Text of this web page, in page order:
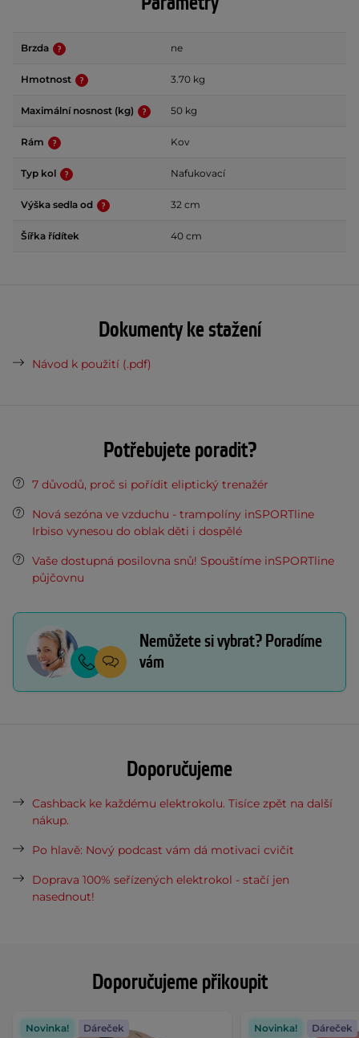
Doporučujeme přikoupit
Novinka!
Dáreček
Novinka!
Dáreček
Brzda ne
Hmotnost 3.70 kg
Maximální nosnost (kg) 50 kg
Rám Kov
Typ kol Nafukovací
Výška sedla od 32 cm
Šířka řídítek 40 cm
Dokumenty ke stažení
Návod k použití (.pdf)
Potřebujete poradit?
7 důvodů, proč si pořídit eliptický trenažér
Nová sezóna ve vzduchu - trampolíny inSPORTline
Irbiso vynesou do oblak děti i dospělé
Vaše dostupná posilovna snů! Spouštíme inSPORTline
půjčovnu
Nemůžete si vybrat? Poradíme
vám
Doporučujeme
Cashback ke každému elektrokolu. Tisíce zpět na další
nákup.
Po hlavě: Nový podcast vám dá motivaci cvičit
Doprava 100% seřízených elektrokol - stačí jen
nasednout!